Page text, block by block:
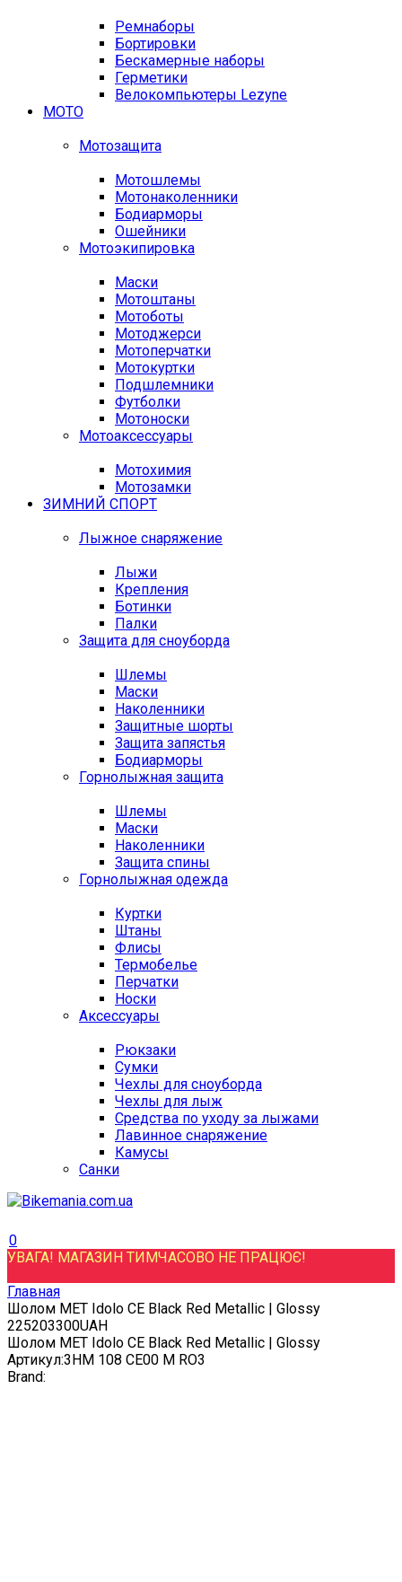
Ремнаборы
Бортировки
Бескамерные наборы
Герметики
Велокомпьютеры Lezyne
МОТО
Мотозащита
Мотошлемы
Мотонаколенники
Бодиарморы
Ошейники
Мотоэкипировка
Маски
Мотоштаны
Мотоботы
Мотоджерси
Мотоперчатки
Мотокуртки
Подшлемники
Футболки
Мотоноски
Мотоаксессуары
Мотохимия
Мотозамки
ЗИМНИЙ СПОРТ
Лыжное снаряжение
Лыжи
Крепления
Ботинки
Палки
Защита для сноуборда
Шлемы
Маски
Наколенники
Защитные шорты
Защита запястья
Бодиарморы
Горнолыжная защита
Шлемы
Маски
Наколенники
Защита спины
Горнолыжная одежда
Куртки
Штаны
Флисы
Термобелье
Перчатки
Носки
Аксессуары
Рюкзаки
Сумки
Чехлы для сноуборда
Чехлы для лыж
Средства по уходу за лыжами
Лавинное снаряжение
Камусы
Санки
0
УВАГА! МАГАЗИН ТИМЧАСОВО НЕ ПРАЦЮЄ!
Главная
Шолом MET Idolo CE Black Red Metallic | Glossy
225203300UAH
Шолом MET Idolo CE Black Red Metallic | Glossy
Артикул:3HM 108 CE00 M RO3
Brand: